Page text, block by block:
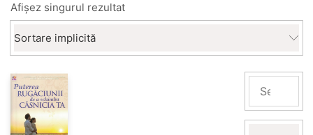
Afișez singurul rezultat
Sortare implicită